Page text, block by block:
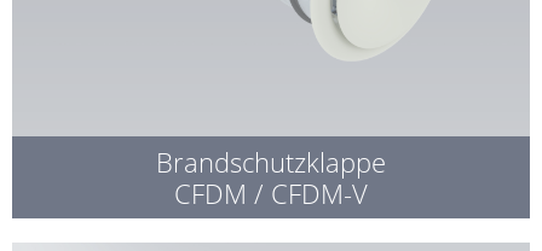
Brandschutzklappe
CFDM / CFDM-V